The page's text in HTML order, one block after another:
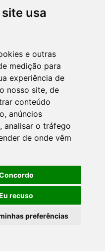
usa
e outras
medição para
experiência de
nosso site, de
conteúdo
anúncios
analisar o tráfego
de onde vêm
recuso
preferências